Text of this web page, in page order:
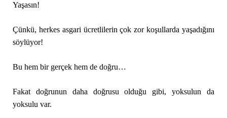
Yaşasın!
Çünkü, herkes asgari ücretlilerin çok zor koşullarda yaşadığını
söylüyor!
Bu hem bir gerçek hem de doğru…
Fakat doğrunun daha doğrusu olduğu gibi, yoksulun da
yoksulu var.